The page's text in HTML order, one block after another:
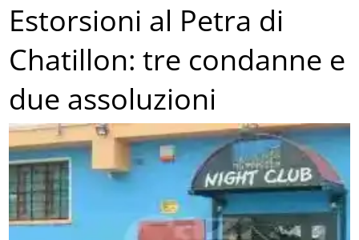
Estorsioni al Petra di
Chatillon: tre condanne e
due assoluzioni